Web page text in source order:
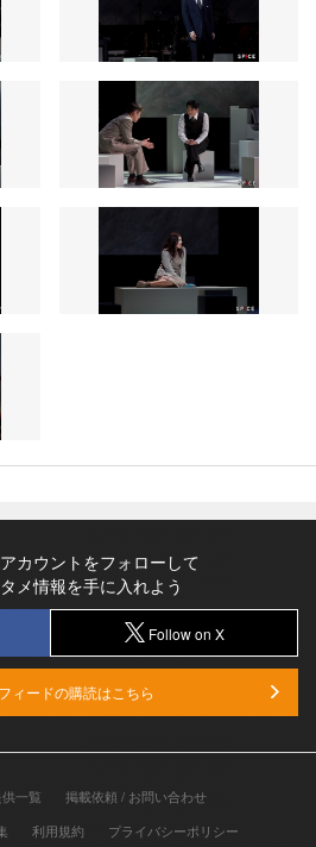
カウントをフォローして
メ情報を手に入れよう
Follow on X
ィードの購読はこちら
一覧
掲載依頼 / お問い合わせ
利用規約 プライバシーポリシー